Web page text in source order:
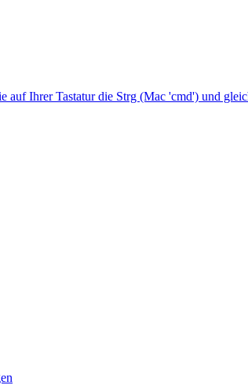
auf Ihrer Tastatur die Strg (Mac 'cmd') und